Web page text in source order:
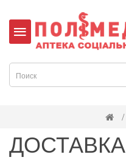
ДОСТАВКА